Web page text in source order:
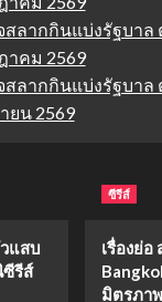
สลากกินแบ่งรัฐบาล
าคม 2569
สลากกินแบ่งรัฐบาล
ยน 2569
แสบ
ซีรีส์
ซีรีส์
เรื่องย่
มิตรภา